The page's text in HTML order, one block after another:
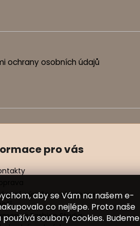
aby se Vám na našem e-
co nejlépe. Proto naše
soubory cookies. Budeme
ochrany osobních údajů
pro vás
výměna, reklamace
Fashion Studia